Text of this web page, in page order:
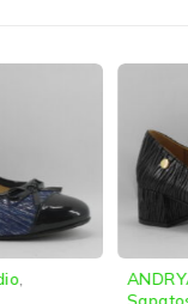
ANDRYA Marcas,
Sapatos Salto Medio,